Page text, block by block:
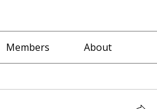
Members About